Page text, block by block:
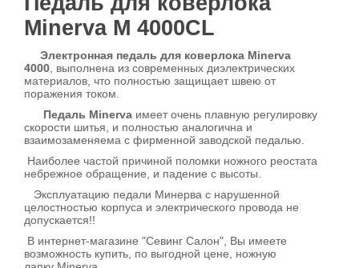
Minerva M 4000CL
Электронная педаль для коверлока Minerva
4000 , выполнена из современных диэлектрических
материалов, что полностью защищает швею от
поражения током.
Педаль Minerva имеет очень плавную регулировку
скорости шитья, и полностью аналогична и
взаимозаменяема с фирменной заводской педалью.
Наиболее частой причиной поломки ножного реостата
небрежное обращение, и падение с высоты.
Эксплуатацию педали Минерва с нарушенной
целостностью корпуса и электрического провода не
допускается!!
В интернет-магазине "Севинг Салон", Вы имеете
возможность купить, по выгодной цене, ножную